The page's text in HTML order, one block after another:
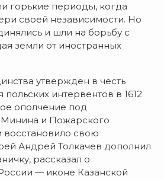
горькие периоды, когда
своей независимости. Но
и шли на борьбу с
земли от иностранных
утвержден в честь
интервентов в 1612
ополчение под
Минина и Пожарского
восстановило свою
Андрей Толкачев дополнил
рассказал о
— иконе Казанской